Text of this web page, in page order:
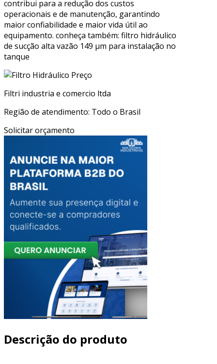
contribui para a redução dos custos
operacionais e de manutenção, garantindo
maior confiabilidade e maior vida útil ao
equipamento. conheça também: filtro hidráulico
de sucção alta vazão 149 µm para instalação no
tanque
Filtri industria e comercio ltda
Região de atendimento: Todo o Brasil
Solicitar orçamento
Descrição do produto